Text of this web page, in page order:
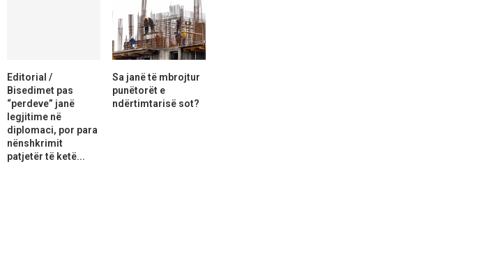
Editorial /
Bisedimet pas
“perdeve” janë
legjitime në
diplomaci, por para
nënshkrimit
patjetër të ketë...
Sa janë të mbrojtur
punëtorët e
ndërtimtarisë sot?